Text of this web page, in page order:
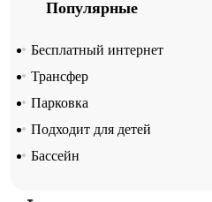
Популярные
Бесплатный интернет
Трансфер
Парковка
Подходит для детей
Бассейн